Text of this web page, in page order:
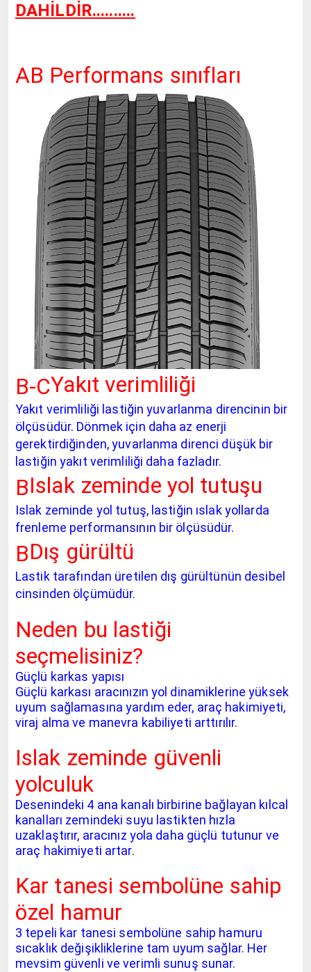
DAHİLDİR..........
AB Performans sınıfları
B-CYakıt verimliliği
Yakıt verimliliği lastiğin yuvarlanma direncinin bir
ölçüsüdür. Dönmek için daha az enerji
gerektirdiğinden, yuvarlanma direnci düşük bir
lastiğin yakıt verimliliği daha fazladır.
BIslak zeminde yol tutuşu
Islak zeminde yol tutuş, lastiğin ıslak yollarda
frenleme performansının bir ölçüsüdür.
BDış gürültü
Lastik tarafından üretilen dış gürültünün desibel
cinsinden ölçümüdür.
Neden bu lastiği
seçmelisiniz?
Güçlü karkas yapısı
Güçlü karkası aracınızın yol dinamiklerine yüksek
uyum sağlamasına yardım eder, araç hakimiyeti,
viraj alma ve manevra kabiliyeti arttırılır.
Islak zeminde güvenli
yolculuk
Desenindeki 4 ana kanalı birbirine bağlayan kılcal
kanalları zemindeki suyu lastikten hızla
uzaklaştırır, aracınız yola daha güçlü tutunur ve
araç hakimiyeti artar.
Kar tanesi sembolüne sahip
özel hamur
3 tepeli kar tanesi sembolüne sahip hamuru
sıcaklık değişikliklerine tam uyum sağlar. Her
mevsim güvenli ve verimli sunuş sunar.